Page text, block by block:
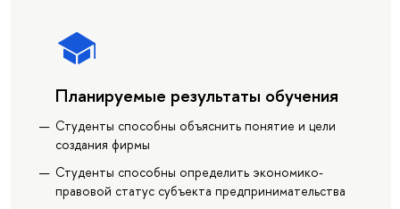
Планируемые результаты обучения
Студенты способны объяснить понятие и цели
создания фирмы
Студенты способны определить экономико-
правовой статус субъекта предпринимательства